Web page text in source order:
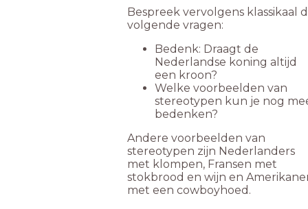
Bespreek vervolgens klassikaal
volgende vragen:
Bedenk: Draagt de
Nederlandse koning altijd
een kroon?
Welke voorbeelden van
stereotypen kun je nog
bedenken?
Andere voorbeelden van
stereotypen zijn Nederlanders
met klompen, Fransen met
stokbrood en wijn en
met een cowboyhoed.